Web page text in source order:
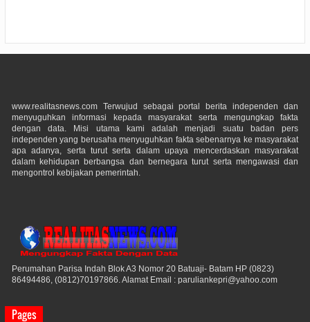
www.realitasnews.com Terwujud sebagai portal berita independen dan
menyuguhkan informasi kepada masyarakat serta mengungkap fakta
dengan data. Misi utama kami adalah menjadi suatu badan pers
independen yang berusaha menyuguhkan fakta sebenarnya ke masyarakat
apa adanya, serta turut serta dalam upaya mencerdaskan masyarakat
dalam kehidupan berbangsa dan bernegara turut serta mengawasi dan
mengontrol kebijakan pemerintah.
Perumahan Parisa Indah Blok A3 Nomor 20 Batuaji- Batam HP (0823)
86494486, (0812)70197866. Alamat Email : paruliankepri@yahoo.com
Pages